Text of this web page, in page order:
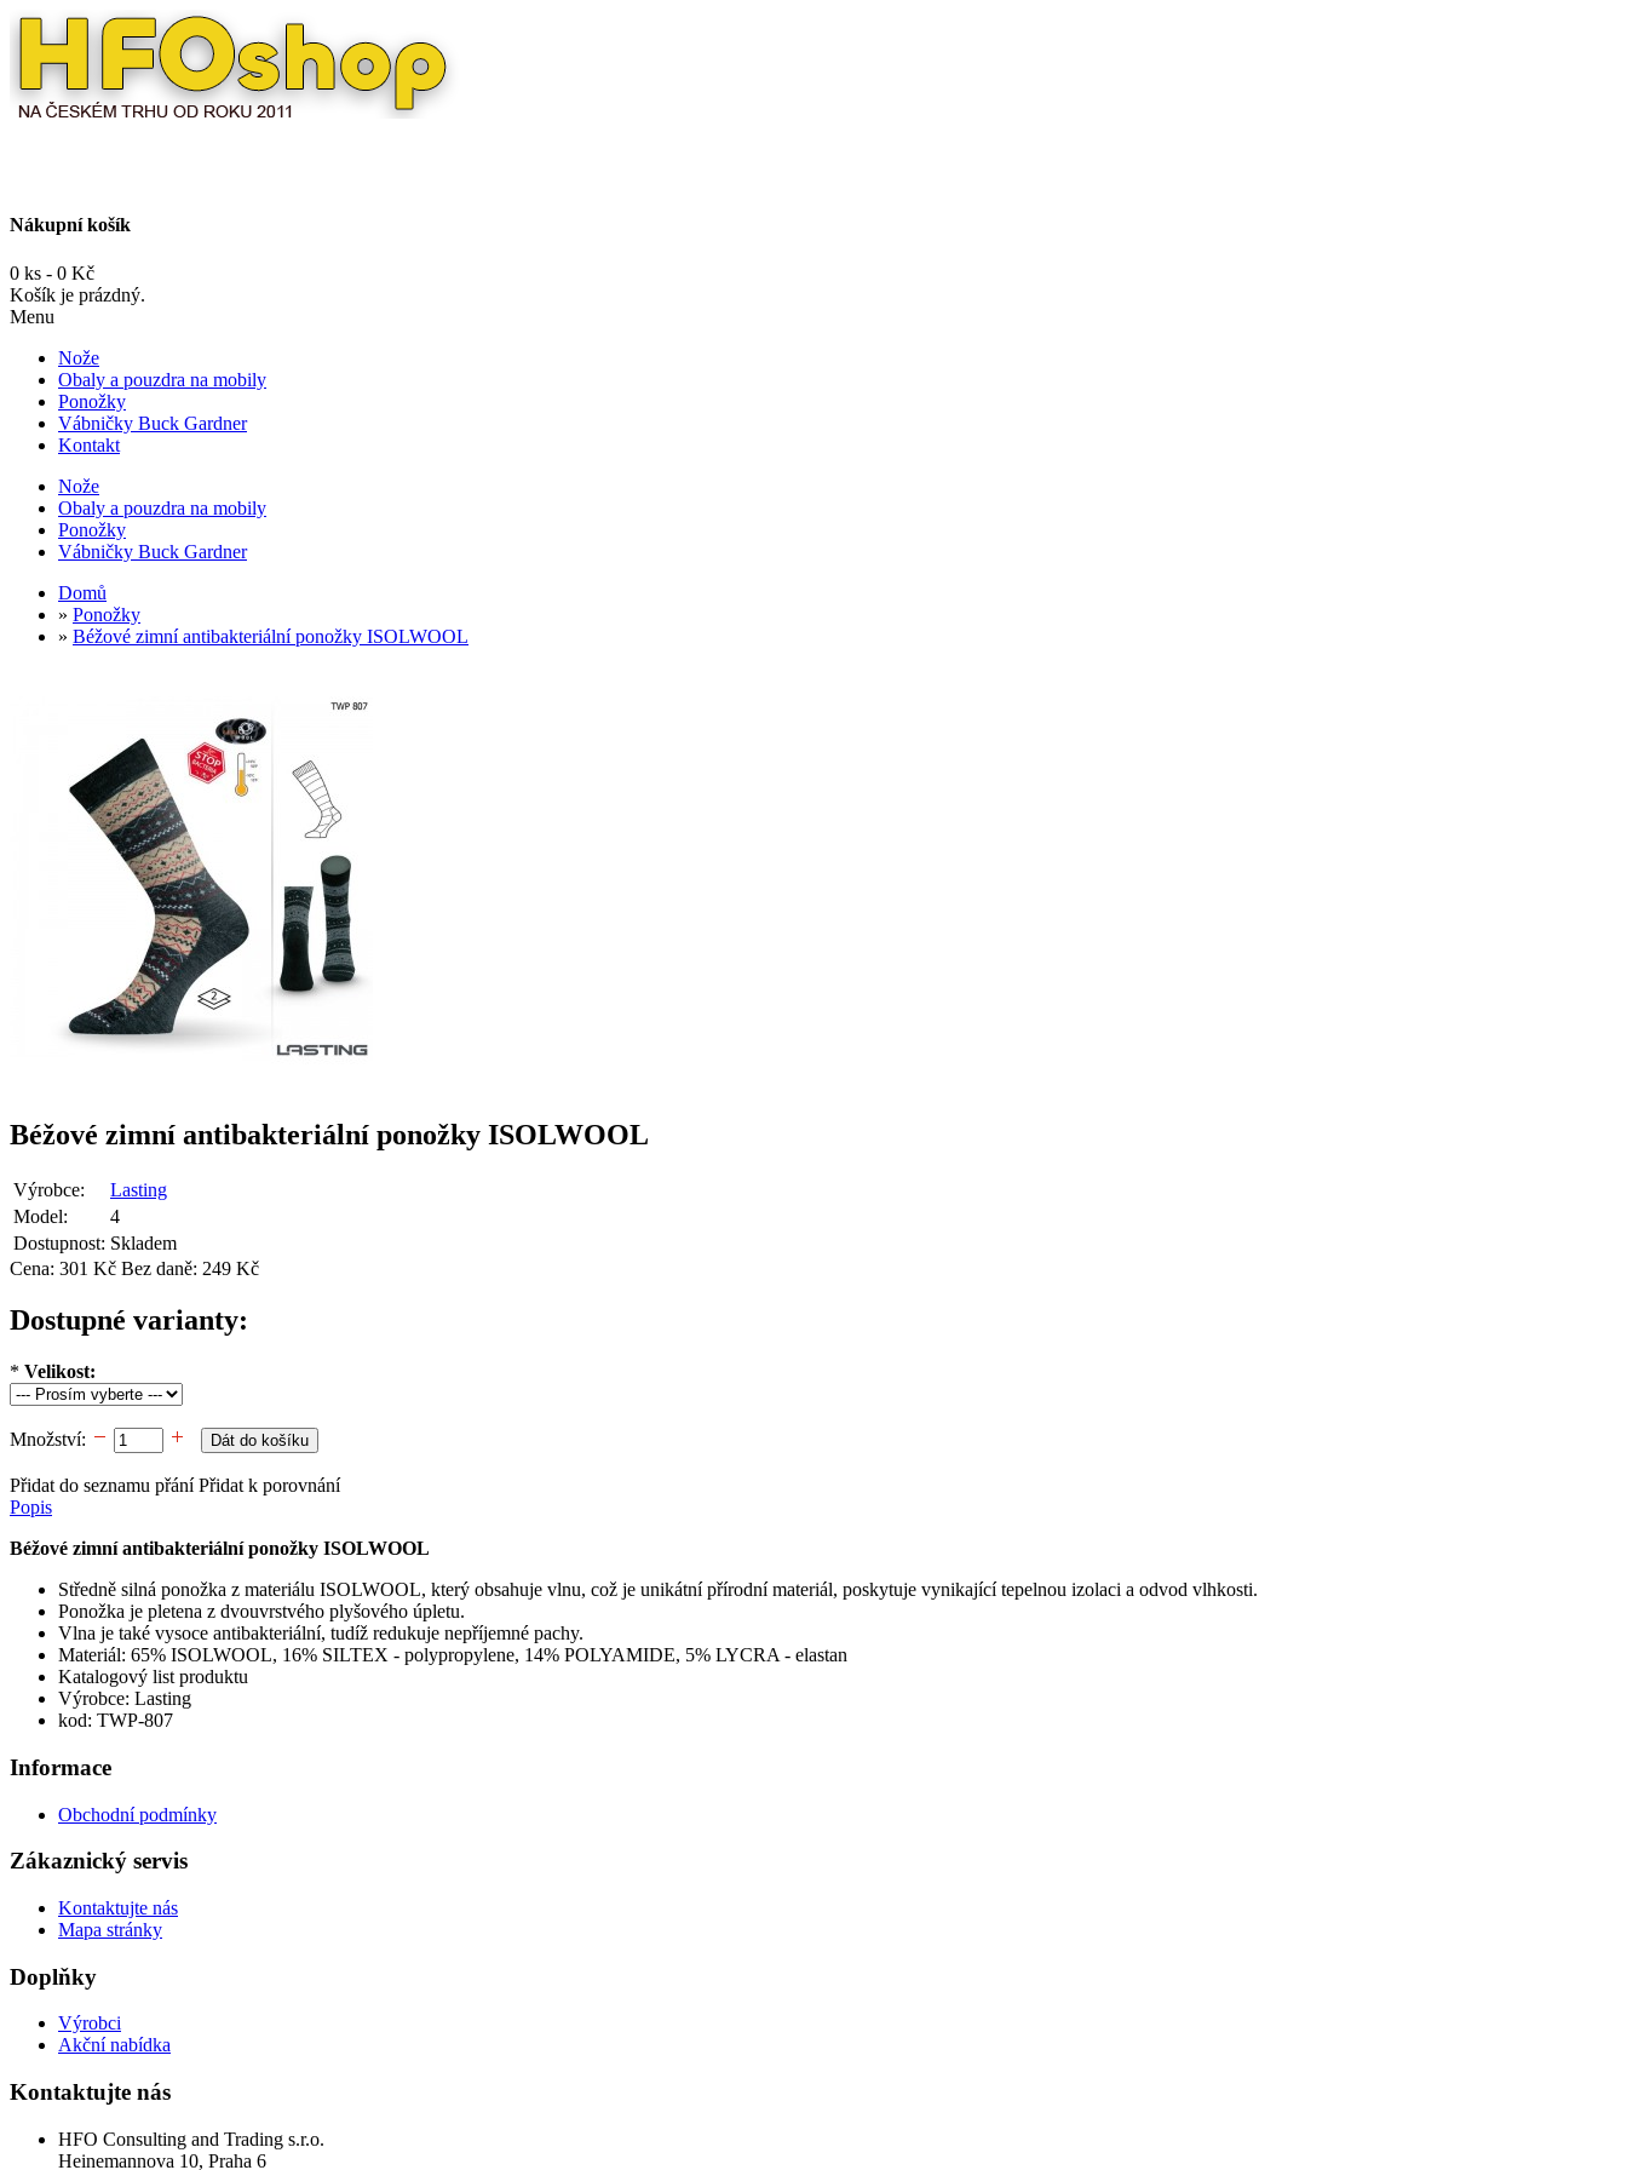
Nákupní košík
0 ks - 0 Kč
Košík je prázdný.
Menu
Nože
Obaly a pouzdra na mobily
Ponožky
Vábničky Buck Gardner
Kontakt
Nože
Obaly a pouzdra na mobily
Ponožky
Vábničky Buck Gardner
Domů
» Ponožky
» Béžové zimní antibakteriální ponožky ISOLWOOL
Béžové zimní antibakteriální ponožky ISOLWOOL
Výrobce:
Lasting
Model:
4
Dostupnost: Skladem
Cena: 301 Kč Bez daně: 249 Kč
Dostupné varianty:
* Velikost:
Množství:
Přidat do seznamu přání Přidat k porovnání
Popis
Béžové zimní antibakteriální ponožky ISOLWOOL
Středně silná ponožka z materiálu ISOLWOOL, který obsahuje vlnu, což je unikátní přírodní materiál, poskytuje vynikající tepelnou izolaci a odvod vlhkosti.
Ponožka je pletena z dvouvrstvého plyšového úpletu.
Vlna je také vysoce antibakteriální, tudíž redukuje nepříjemné pachy.
Materiál: 65% ISOLWOOL, 16% SILTEX - polypropylene, 14% POLYAMIDE, 5% LYCRA - elastan
Katalogový list produktu
Výrobce: Lasting
kod: TWP-807
Informace
Obchodní podmínky
Zákaznický servis
Kontaktujte nás
Mapa stránky
Doplňky
Výrobci
Akční nabídka
Kontaktujte nás
HFO Consulting and Trading s.r.o.
Heinemannova 10, Praha 6